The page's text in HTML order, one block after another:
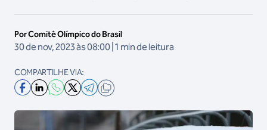
Por Comitê Olímpico do Brasil
30 de nov, 2023 às 08:00 | 1 min de leitura
COMPARTILHE VIA: